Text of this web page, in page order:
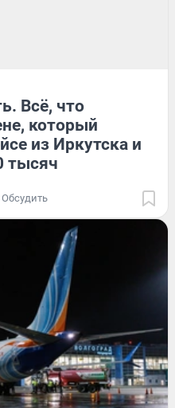
Всё, что
который
из Иркутска и
тысяч
Обсудить